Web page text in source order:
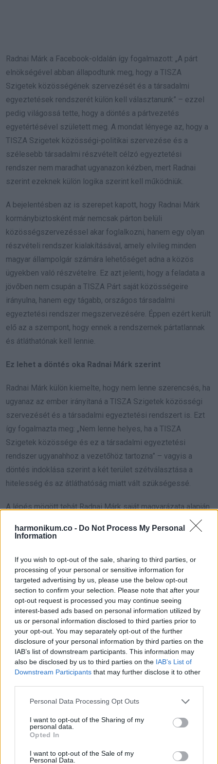
harmonikum.co - Do Not Process My Personal
Information
If you wish to opt-out of the sale, sharing to third parties, or
processing of your personal or sensitive information for
targeted advertising by us, please use the below opt-out
section to confirm your selection. Please note that after your
opt-out request is processed you may continue seeing
interest-based ads based on personal information utilized by
us or personal information disclosed to third parties prior to
your opt-out. You may separately opt-out of the further
disclosure of your personal information by third parties on the
IAB’s list of downstream participants. This information may
also be disclosed by us to third parties on the IAB’s List of
Downstream Participants that may further disclose it to other
Please note that this website/app uses one or more Google
not limited to your visit or usage behaviour. You may click to
grant or deny consent to Google and its third-party tags to
use your data for below specified purposes in below Google
consent section.
Personal Data Processing Opt Outs
I want to opt-out of the Sharing of my
personal data.
Opted In
I want to opt-out of the Sale of my
Personal Data.
Radnai Márk a Facebook-oldalán így fogalmazott: „A párt
elnökségével abban állapodtunk meg, hogy a TISZA
Szigetek közösségének szervezését és a társadalmi
egyeztetések rendszerét külön kell választanunk” – ezzel
pedig világossá tette, hogy a döntés a pártvezetés
egyetértésével született meg. A mondat lényege az, hogy a
TISZA Szigetek közösségi-politikai szervezése és a
szélesebb társadalmi részvételt célzó egyeztetési
rendszer nem maradhat ugyanazon kézben, mert Radnai
szerint ezeknek külön logika szerint kell működniük.
A bejelentésben az is szerepet kapott, hogy Radnai Márk
kormánybiztosként már nemcsak párton belüli
közösségszervezéssel akar foglalkozni, hanem egy olyan
részvételi rendszer kialakításával, amely elvileg minden
magyar állampolgár számára lehetőséget adna a közös
ügyekben való részvételre. Ez azt jelenti, hogy a feladata a
jövőben nem csupán a TISZA Párt saját közösségeire
irányulna, hanem egy tágabb, országos társadalmi
egyeztetési rendszer megszervezésére. Éppen ezért került
elő az a szempont, hogy ennek a rendszernek pártatlannak
és átláthatónak kell lennie.
Ez lehet a döntés oka Radnai Márk szerint
Radnai Márk külön kiemelte, hogy nem lenne szerencsés, ha
ugyanaz az ember irányítaná a TISZA Szigetek közösségi
szervezését és a társadalmi egyeztetési rendszert is. Ezt
így fogalmazta meg: „Nem lenne helyes, ha a TISZA
Szigetek közössége és ez a társadalmi egyeztetési
rendszer ugyanahhoz a vezetőhöz tartozna” – vagyis a
döntés indoklása szerint a két terület szétválasztása a
hitelesség és az átláthatóság miatt vált szükségessé.
A lépés mögött tehát Radnai Márk saját magyarázata alapján
felépítenie, amely nem tűnhet kizárólag pártszervezési
hogy minél több magyar állampolgár véleménye megjelenjen
a közös döntések előkészítésében, akkor ennek a
rendszernek nem szabad teljesen összemosódnia a TISZA
Szigetek belső közösségi működésével. Ezért válhatott
szükségessé, hogy a Szigetek szervezésére külön vezetőt
keressenek.
Radnai Márk az eddigi munka folytatásáról is beszélt, és
jelezte, hogy olyan utódot keresnek, aki teljes figyelmével a
szorul háttérbe, hanem külön vezetést kaphat. A döntés
tehát inkább feladatmegosztásként jelenik meg, nem pedig
visszavonulásként. A közösség szervezése továbbra is
területet viszi első számú feladatként.